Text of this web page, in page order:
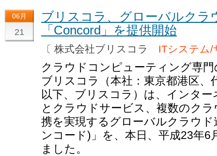
06月
21
ブリスコラ、グローバルクラ
「Concord」を提供開始
〔 株式会社ブリスコラ ITシステム/
クラウドコンピューティング専
ブリスコラ（本社：東京都港区、
以下、ブリスコラ）は、インタ
とクラウドサービス、複数のク
携を実現するグローバルクラウ
ンコード)」を、本日、平成23年
ました。